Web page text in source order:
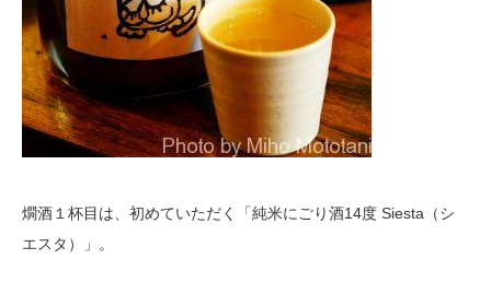
燗酒１杯目は、初めていただく「純米にごり酒14度 Siesta（シ
エスタ）」。